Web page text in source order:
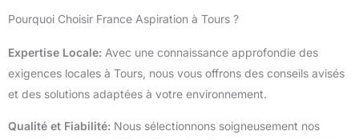
Pourquoi Choisir France Aspiration à Tours ?
Expertise Locale: Avec une connaissance approfondie des
exigences locales à Tours, nous vous offrons des conseils avisés
et des solutions adaptées à votre environnement.
Qualité et Fiabilité: Nous sélectionnons soigneusement nos